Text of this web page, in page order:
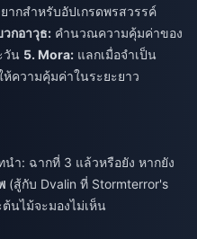
ากสำหรับอัปเกรดพรสวรรค์
กอาวุธ: คำนวณความคุ้มค่าของ
วัน 5. Mora: แลกเมื่อจำเป็น
ความคุ้มค่าในระยะยาว
นำ: ฉากที่ 3 แล้วหรือยัง หากยัง
(สู้กับ Dvalin ที่ Stormterror's
นไม้จะมองไม่เห็น